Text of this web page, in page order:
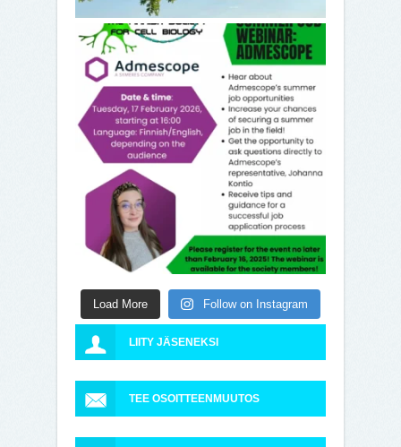
Load More Follow on Instagram
LIITY JÄSENEKSI
TEE OSOITTEENMUUTOS